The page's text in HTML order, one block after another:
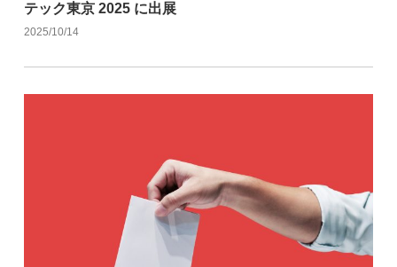
テック東京 2025 に出展
2025/10/14